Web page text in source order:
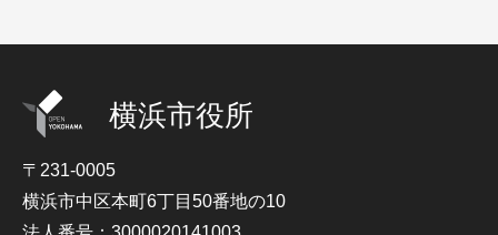
横浜市役所
〒231-0005
横浜市中区本町6丁目50番地の10